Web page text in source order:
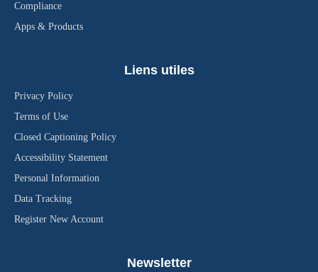
Compliance
Apps & Products
Liens utiles
Privacy Policy
Terms of Use
Closed Captioning Policy
Accessibility Statement
Personal Information
Data Tracking
Register New Account
Newsletter